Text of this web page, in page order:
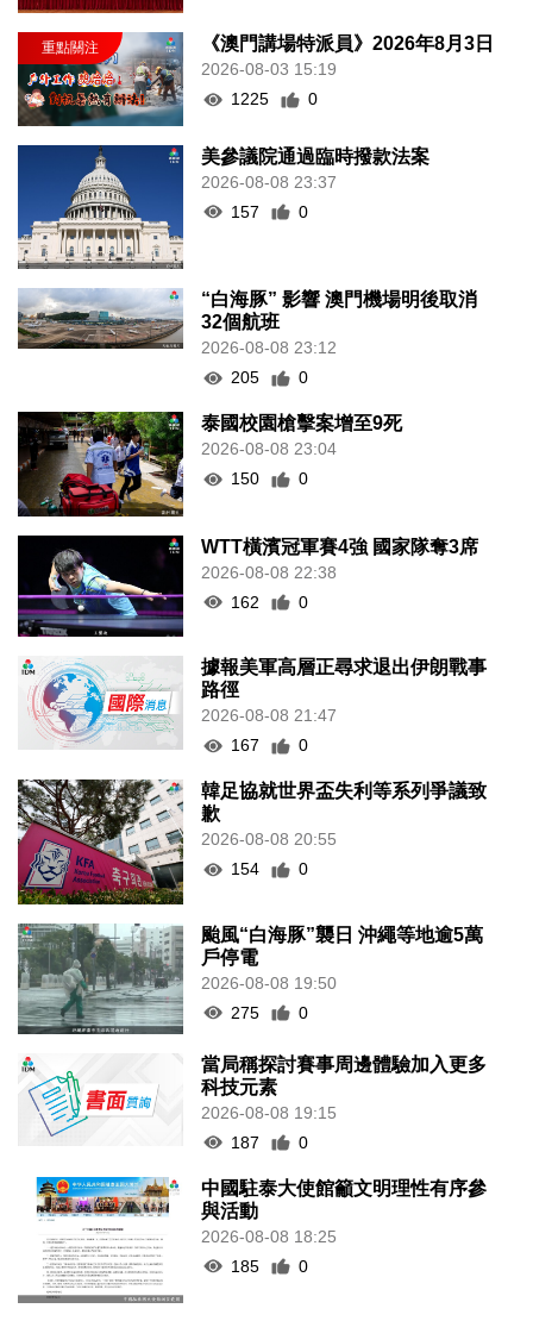
《澳門講場特派員》2026年8月3日
2026-08-03 15:19
1225
0
美參議院通過臨時撥款法案
2026-08-08 23:37
157
0
“白海豚” 影響 澳門機場明後取消
32個航班
2026-08-08 23:12
205
0
泰國校園槍擊案增至9死
2026-08-08 23:04
150
0
WTT橫濱冠軍賽4強 國家隊奪3席
2026-08-08 22:38
162
0
據報美軍高層正尋求退出伊朗戰事
路徑
2026-08-08 21:47
167
0
韓足協就世界盃失利等系列爭議致
歉
2026-08-08 20:55
154
0
颱風“白海豚”襲日 沖繩等地逾5萬
戶停電
2026-08-08 19:50
275
0
當局稱探討賽事周邊體驗加入更多
科技元素
2026-08-08 19:15
187
0
中國駐泰大使館籲文明理性有序參
與活動
2026-08-08 18:25
185
0